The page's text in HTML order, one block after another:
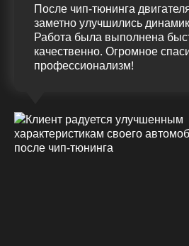
После чип-тюнинга
заметно улучшились
Работа была выполнена
качественно. Огромное
профессионализм!